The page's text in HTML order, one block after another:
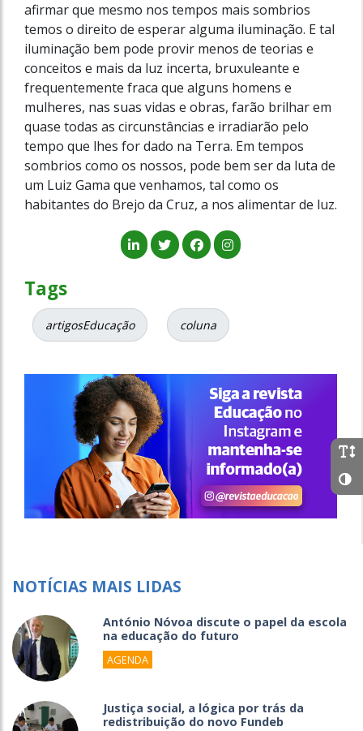
afirmar que mesmo nos tempos mais sombrios
temos o direito de esperar alguma iluminação. E tal
iluminação bem pode provir menos de teorias e
conceitos e mais da luz incerta, bruxuleante e
frequentemente fraca que alguns homens e
mulheres, nas suas vidas e obras, farão brilhar em
quase todas as circunstâncias e irradiarão pelo
tempo que lhes for dado na Terra. Em tempos
sombrios como os nossos, pode bem ser da luta de
um Luiz Gama que venhamos, tal como os
habitantes do Brejo da Cruz, a nos alimentar de luz.
Tags
artigosEducação coluna
NOTÍCIAS MAIS LIDAS
António Nóvoa discute o papel da escola
na educação do futuro
AGENDA
Justiça social, a lógica por trás da
redistribuição do novo Fundeb